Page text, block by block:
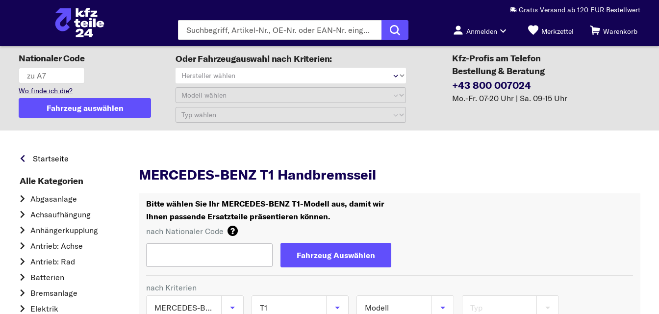
Gratis Versand ab 120 EUR Bestellwert
Anmelden Merkzettel Warenkorb
Nationaler Code
Wo finde ich die?
Fahrzeug auswählen
Oder Fahrzeugauswahl nach Kriterien:
Hersteller wählen
Modell wählen
Typ wählen
Kfz-Profis am Telefon
Bestellung & Beratung
+43 800 007024
Mo.-Fr. 07-20 Uhr | Sa. 09-15 Uhr
Startseite
Alle Kategorien
Abgasanlage
Achsaufhängung
Anhängerkupplung
Antrieb: Achse
Antrieb: Rad
Batterien
Bremsanlage
Elektrik
MERCEDES-BENZ T1 Handbremsseil
Bitte wählen Sie Ihr MERCEDES-BENZ T1-Modell aus, damit wir
Ihnen passende Ersatzteile präsentieren können.
nach Nationaler Code
Fahrzeug Auswählen
nach Kriterien
MERCEDES-BENZ T1 Modell Typ